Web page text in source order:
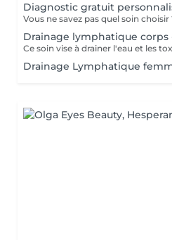
Diagnostic gratuit
Drainage lymphatique corps
Drainage Lymphatique